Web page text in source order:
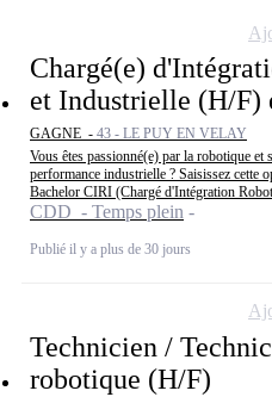
Chargé(e)
et Industrielle (H/F)
GAGNE - 43 - LE PUY EN VELAY
Vous êtes passionné(e) par la robotique et
performance industrielle ? Saisissez cette
Bachelor CIRI (Chargé d'Intégration
CDD - Temps plein
Publié il y a plus de 30 jours
Technicien /
robotique (H/F)